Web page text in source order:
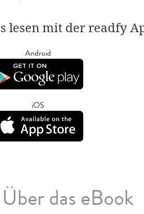
lesen mit der readfy
Android
iOS
Über das eBook